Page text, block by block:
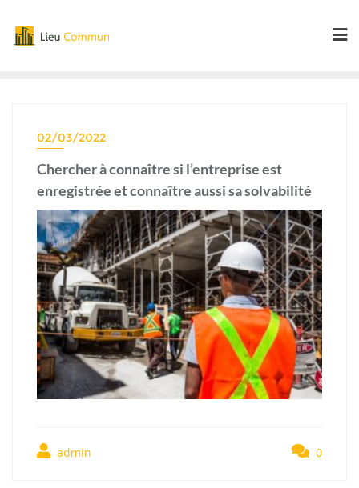
content
02/03/2022
Chercher à connaître si l’entreprise est
enregistrée et connaître aussi sa solvabilité
admin 0